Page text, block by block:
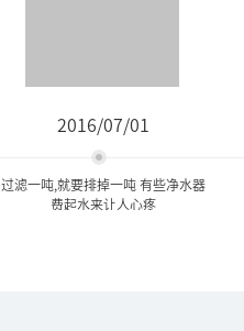
2016/07/01
过滤一吨,就要排掉一吨 有些净水器
费起水来让人心疼